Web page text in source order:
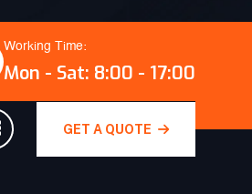
Working Time:
Mon - Sat: 8:00 - 17:00
GET A QUOTE